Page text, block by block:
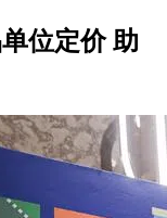
位定价 助